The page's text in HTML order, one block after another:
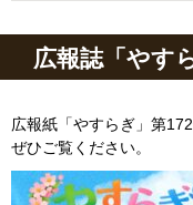
広報誌「やす
広報紙「やすらぎ」第
ぜひご覧ください。